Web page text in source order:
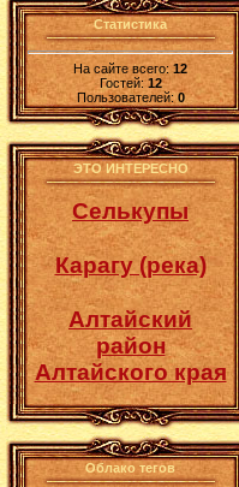
Статистика
На сайте всего:12
Гостей: 12
Пользователей: 0
ЭТО ИНТЕРЕСНО
Селькупы
Карагу (река)
Алтайский
район
Алтайского края
Облако тегов